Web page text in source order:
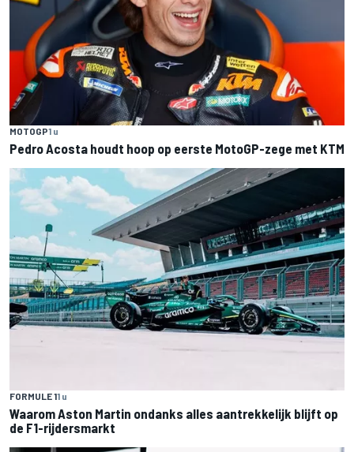
MOTOGP1 u
Pedro Acosta houdt hoop op eerste MotoGP-zege met KTM
FORMULE 11 u
Waarom Aston Martin ondanks alles aantrekkelijk blijft op
de F1-rijdersmarkt